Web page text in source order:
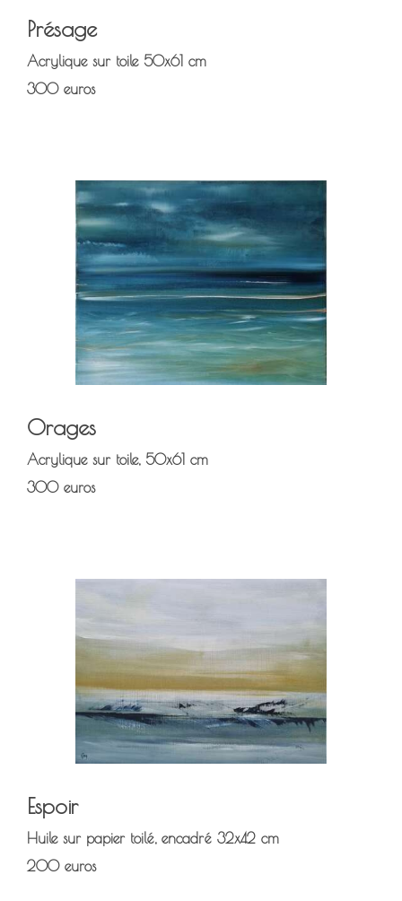
Présage
Acrylique sur toile 50x61 cm
300 euros
Orages
Acrylique sur toile, 50x61 cm
300 euros
Espoir
Huile sur papier toilé, encadré 32x42 cm
200 euros